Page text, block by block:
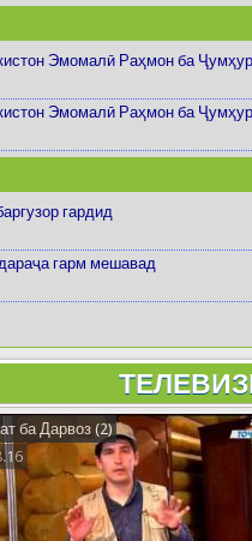
Эмомалӣ Раҳмон ба
Эмомалӣ Раҳмон ба
гардид
гарм мешавад
ба Дарвоз (2)